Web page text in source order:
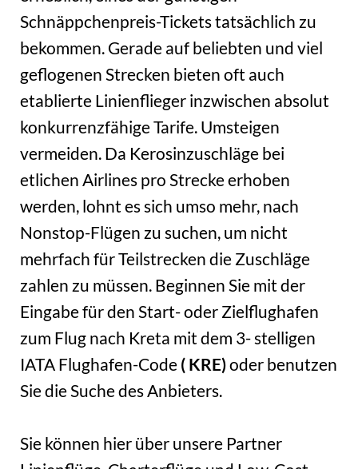
Schnäppchenpreis-Tickets tatsächlich zu
bekommen. Gerade auf beliebten und viel
geflogenen Strecken bieten oft auch
etablierte Linienflieger inzwischen absolut
konkurrenzfähige Tarife. Umsteigen
vermeiden. Da Kerosinzuschläge bei
etlichen Airlines pro Strecke erhoben
werden, lohnt es sich umso mehr, nach
Nonstop-Flügen zu suchen, um nicht
mehrfach für Teilstrecken die Zuschläge
zahlen zu müssen. Beginnen Sie mit der
Eingabe für den Start- oder Zielflughafen
zum Flug nach Kreta mit dem 3- stelligen
IATA Flughafen-Code( KRE)oder benutzen
Sie die Suche des Anbieters.
Sie können hier über unsere Partner